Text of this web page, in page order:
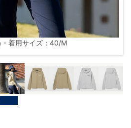
着用サイズ：40/M